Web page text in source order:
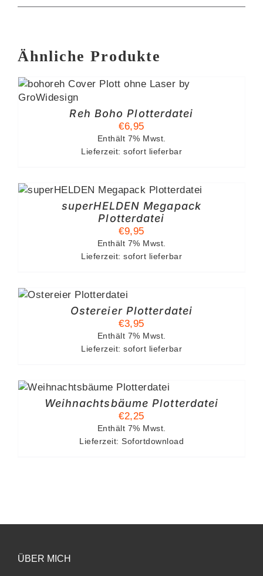
Ähnliche Produkte
Reh Boho Plotterdatei
€6,95
Enthält 7% Mwst.
Lieferzeit: sofort lieferbar
superHELDEN Megapack
Plotterdatei
€9,95
Enthält 7% Mwst.
Lieferzeit: sofort lieferbar
Ostereier Plotterdatei
€3,95
Enthält 7% Mwst.
Lieferzeit: sofort lieferbar
Weihnachtsbäume Plotterdatei
€2,25
Enthält 7% Mwst.
Lieferzeit: Sofortdownload
ÜBER MICH